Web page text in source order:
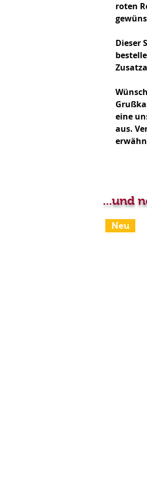
roten
Dieser
eine
aus.
...und
Neu